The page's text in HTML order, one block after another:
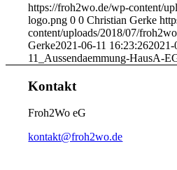
https://froh2wo.de/wp-content/
logo.png 0 0 Christian Gerke
content/uploads/2018/07/
Gerke2021-06-11 16:23:262021-
11_Aussendaemmung-HausA-
Kontakt
Froh2Wo eG
kontakt@froh2wo.de